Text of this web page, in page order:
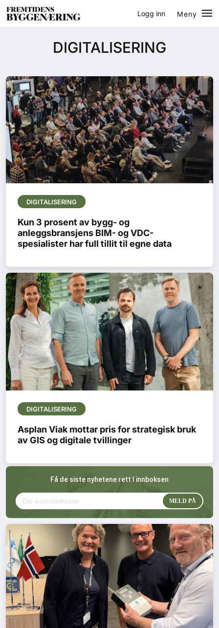
Logg inn
Meny
Prosjekter
Bygg-guiden
Logg inn
Bygg
Arkitektur
Bærekraft
Eiendom
Øvrige
Tips redaksjonen
Annonsering
Abonnere magasin
Abonnement Pluss
Kontakt oss
DIGITALISERING
DIGITALISERING
Kun 3 prosent av bygg- og
anleggsbransjens BIM- og VDC-
spesialister har full tillit til egne data
DIGITALISERING
Asplan Viak mottar pris for strategisk bruk
av GIS og digitale tvillinger
Få de siste nyhetene rett I innboksen